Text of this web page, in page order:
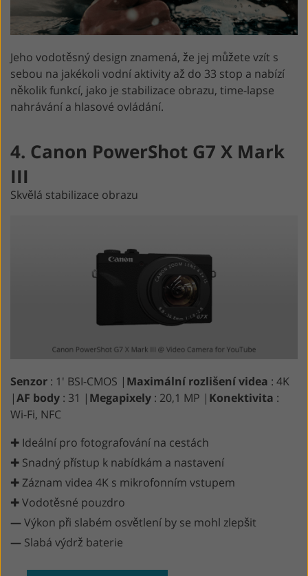
Jeho vodotěsný design znamená, že jej můžete vzít s
sebou na jakékoli vodní aktivity až do 33 stop a nabízí
několik funkcí, jako je stabilizace obrazu, time-lapse
nahrávání a hlasové ovládání.
4. Canon PowerShot G7 X Mark
III
Skvělá stabilizace obrazu
Senzor : 1' BSI-CMOS | Maximální rozlišení videa : 4K
|AF body : 31 | Megapixely : 20,1 MP | Konektivita :
Wi-Fi, NFC
✚ Ideální pro fotografování na cestách
✚ Snadný přístup k nabídkám a nastavení
✚ Záznam videa 4K s mikrofonním vstupem
✚ Vodotěsné pouzdro
—Výkon při slabém osvětlení by se mohl zlepšit
— Slabá výdrž baterie